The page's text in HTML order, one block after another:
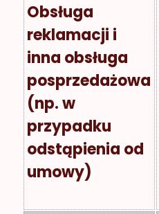
Obsługa
reklamacji i
inna obsługa
posprzedażowa
(np. w
przypadku
odstąpienia od
umowy)